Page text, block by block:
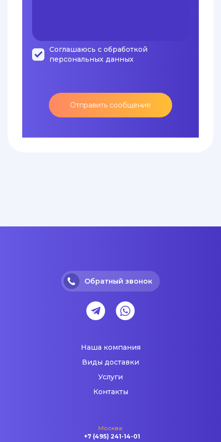
Соглашаюсь с обработкой
персональных данных
Отправить сообщение
Обратный звонок
Наша компания
Виды доставки
Услуги
Контакты
Москва:
+7 (495) 241-14-01